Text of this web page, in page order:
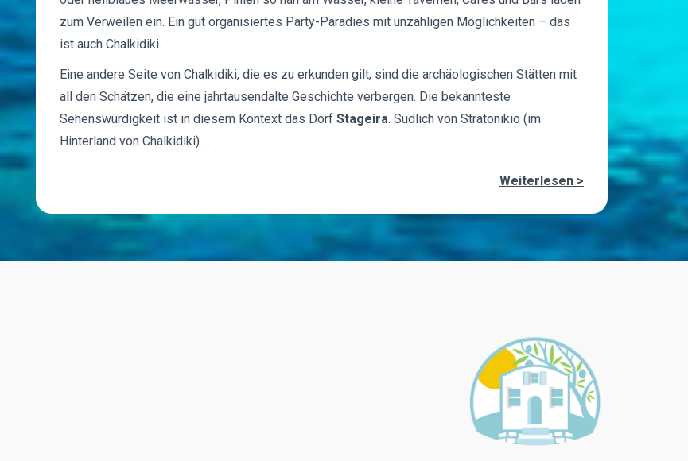
zum Verweilen ein. Ein gut organisiertes Party-Paradies mit unzähligen Möglichkeiten – das
ist auch Chalkidiki.
Eine andere Seite von Chalkidiki, die es zu erkunden gilt, sind die archäologischen Stätten mit
all den Schätzen, die eine jahrtausendalte Geschichte verbergen. Die bekannteste
Sehenswürdigkeit ist in diesem Kontext das Dorf Stageira. Südlich von Stratonikio (im
Hinterland von Chalkidiki) ...
Weiterlesen >